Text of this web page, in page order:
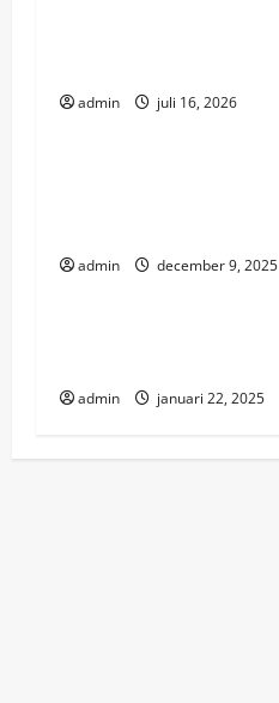
a
o
admin juli 16, 2026
Uncategorized
admin december 9, 2025
Uncategorized
admin januari 22, 2025